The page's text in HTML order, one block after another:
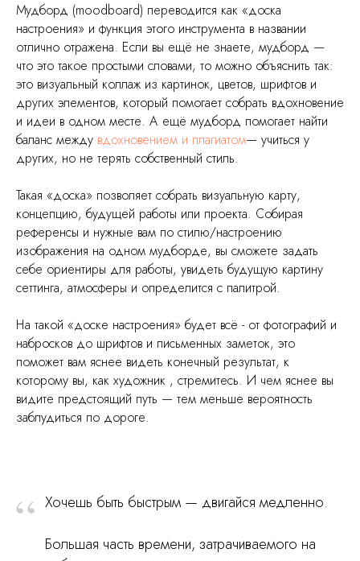
Мудборд (moodboard) переводится как «доска
настроения» и функция этого инструмента в названии
отлично отражена. Если вы ещё не знаете, мудборд —
что это такое простыми словами, то можно объяснить так:
это визуальный коллаж из картинок, цветов, шрифтов и
других элементов, который помогает собрать вдохновение
и идеи в одном месте. А ещё мудборд помогает найти
баланс между вдохновением и плагиатом— учиться у
других, но не терять собственный стиль.
Такая «доска» позволяет собрать визуальную карту,
концепцию, будущей работы или проекта. Собирая
референсы и нужные вам по стилю/настроению
изображения на одном мудборде, вы сможете задать
себе ориентиры для работы, увидеть будущую картину
сеттинга, атмосферы и определится с палитрой.
На такой «доске настроения» будет всё - от фотографий и
набросков до шрифтов и письменных заметок, это
поможет вам яснее видеть конечный результат, к
которому вы, как художник , стремитесь. И чем яснее вы
видите предстоящий путь — тем меньше вероятность
заблудиться по дороге.
“ Хочешь быть быстрым — двигайся медленно.
Большая часть времени, затрачиваемого на